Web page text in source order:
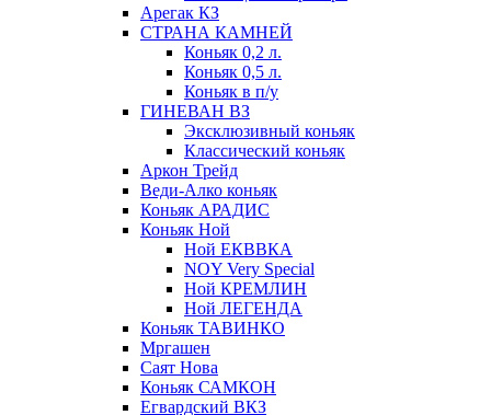
Арегак КЗ
СТРАНА КАМНЕЙ
Коньяк 0,2 л.
Коньяк 0,5 л.
Коньяк в п/у
ГИНЕВАН ВЗ
Эксклюзивный коньяк
Классический коньяк
Аркон Трейд
Веди-Алко коньяк
Коньяк АРАДИС
Коньяк Ной
Ной ЕКВВКА
NOY Very Special
Ной КРЕМЛИН
Ной ЛЕГЕНДА
Коньяк ТАВИНКО
Мргашен
Саят Нова
Коньяк САМКОН
Егвардский ВКЗ